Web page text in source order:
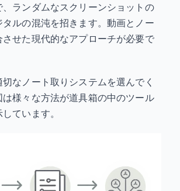
、ランダムなスクリーンショットの
ルの混沌を招きます。動画とノー
させた現代的なアプローチが必要で
なノート取りシステムを選んでく
様々な方法が道具箱の中のツール
ています。